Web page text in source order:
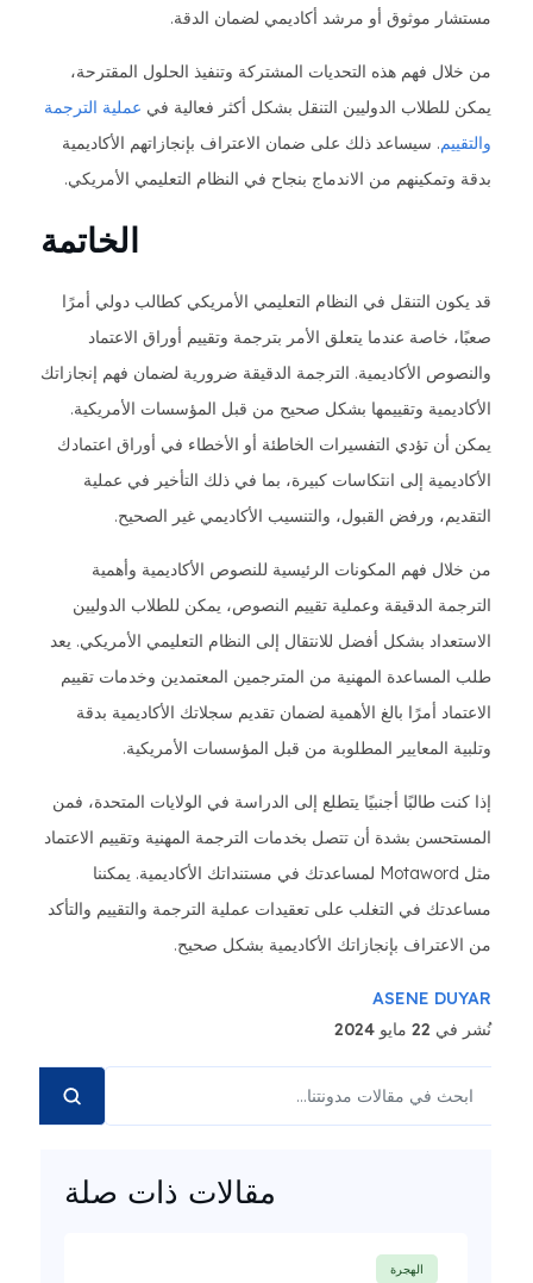
مستشار موثوق أو مرشد أكاديمي لضمان الدقة.
من خلال فهم هذه التحديات المشتركة وتنفيذ الحلول المقترحة،
يمكن للطلاب الدوليين التنقل بشكل أكثر فعالية في عملية الترجمة
والتقييم. سيساعد ذلك على ضمان الاعتراف بإنجازاتهم الأكاديمية
بدقة وتمكينهم من الاندماج بنجاح في النظام التعليمي الأمريكي.
الخاتمة
قد يكون التنقل في النظام التعليمي الأمريكي كطالب دولي أمرًا
صعبًا، خاصة عندما يتعلق الأمر بترجمة وتقييم أوراق الاعتماد
والنصوص الأكاديمية. الترجمة الدقيقة ضرورية لضمان فهم إنجازاتك
الأكاديمية وتقييمها بشكل صحيح من قبل المؤسسات الأمريكية.
يمكن أن تؤدي التفسيرات الخاطئة أو الأخطاء في أوراق اعتمادك
الأكاديمية إلى انتكاسات كبيرة، بما في ذلك التأخير في عملية
التقديم، ورفض القبول، والتنسيب الأكاديمي غير الصحيح.
من خلال فهم المكونات الرئيسية للنصوص الأكاديمية وأهمية
الترجمة الدقيقة وعملية تقييم النصوص، يمكن للطلاب الدوليين
الاستعداد بشكل أفضل للانتقال إلى النظام التعليمي الأمريكي. يعد
طلب المساعدة المهنية من المترجمين المعتمدين وخدمات تقييم
الاعتماد أمرًا بالغ الأهمية لضمان تقديم سجلاتك الأكاديمية بدقة
وتلبية المعايير المطلوبة من قبل المؤسسات الأمريكية.
إذا كنت طالبًا أجنبيًا يتطلع إلى الدراسة في الولايات المتحدة، فمن
المستحسن بشدة أن تتصل بخدمات الترجمة المهنية وتقييم الاعتماد
مثل Motaword لمساعدتك في مستنداتك الأكاديمية. يمكننا
مساعدتك في التغلب على تعقيدات عملية الترجمة والتقييم والتأكد
من الاعتراف بإنجازاتك الأكاديمية بشكل صحيح.
ASENE DUYAR
نُشر في 22 مايو 2024
مقالات ذات صلة
الهجرة